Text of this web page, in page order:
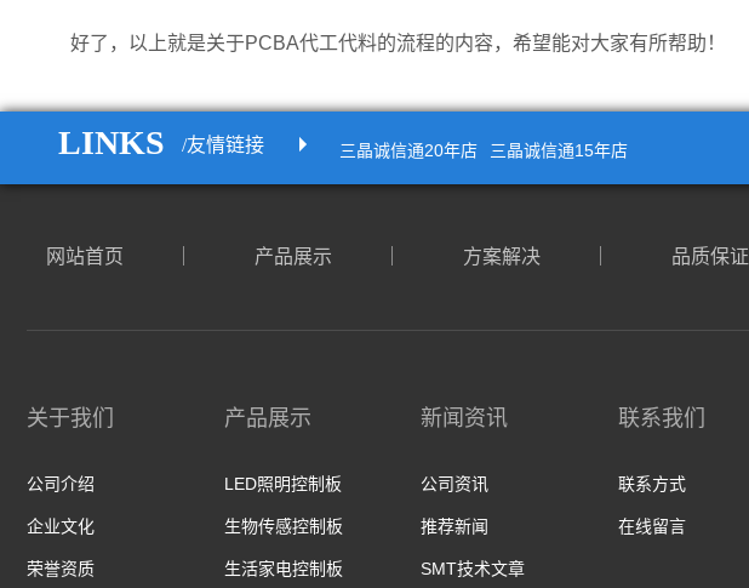
好了，以上就是关于PCBA代工代料的流程的内容，希望能对大家有所帮助！
LINKS /友情链接 三晶诚信通20年店 三晶诚信通15年店
网站首页 产品展示 方案解决 品质保证
关于我们
公司介绍
企业文化
荣誉资质
产品展示
LED照明控制板
生物传感控制板
生活家电控制板
新闻资讯
公司资讯
推荐新闻
SMT技术文章
联系我们
联系方式
在线留言